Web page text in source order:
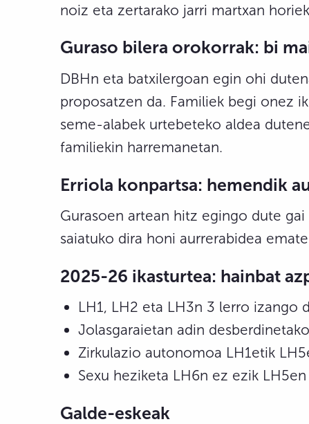
noiz eta zertarako jarri martxan
Guraso bilera orokorrak: bi
DBHn eta batxilergoan egin ohi
proposatzen da. Familiek begi onez
seme-alabek urtebeteko aldea
familiekin harremanetan.
Erriola konpartsa: hemendik
Gurasoen artean hitz egingo dute
saiatuko dira honi aurrerabidea
2025-26 ikasturtea: hainbat
LH1, LH2 eta LH3n 3 lerro izango
Jolasgaraietan adin
Zirkulazio autonomoa LH1etik
Sexu heziketa LH6n ez ezik
Galde-eskeak